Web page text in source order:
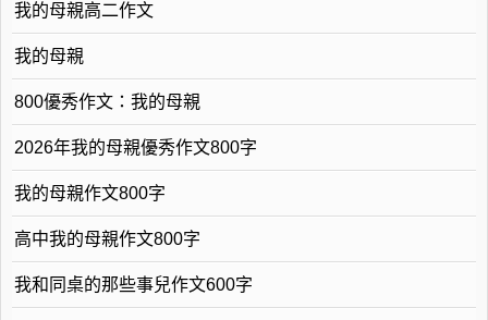
我的母親高二作文
我的母親
800優秀作文：我的母親
2026年我的母親優秀作文800字
我的母親作文800字
高中我的母親作文800字
我和同桌的那些事兒作文600字